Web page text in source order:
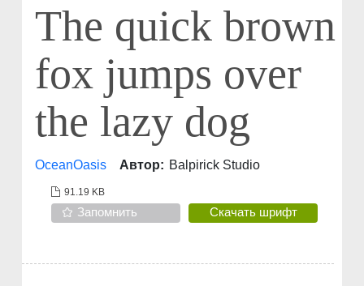
The quick brown
fox jumps over
the lazy dog
OceanOasis Автор: Balpirick Studio
91.19 KB
Запомнить Скачать шрифт